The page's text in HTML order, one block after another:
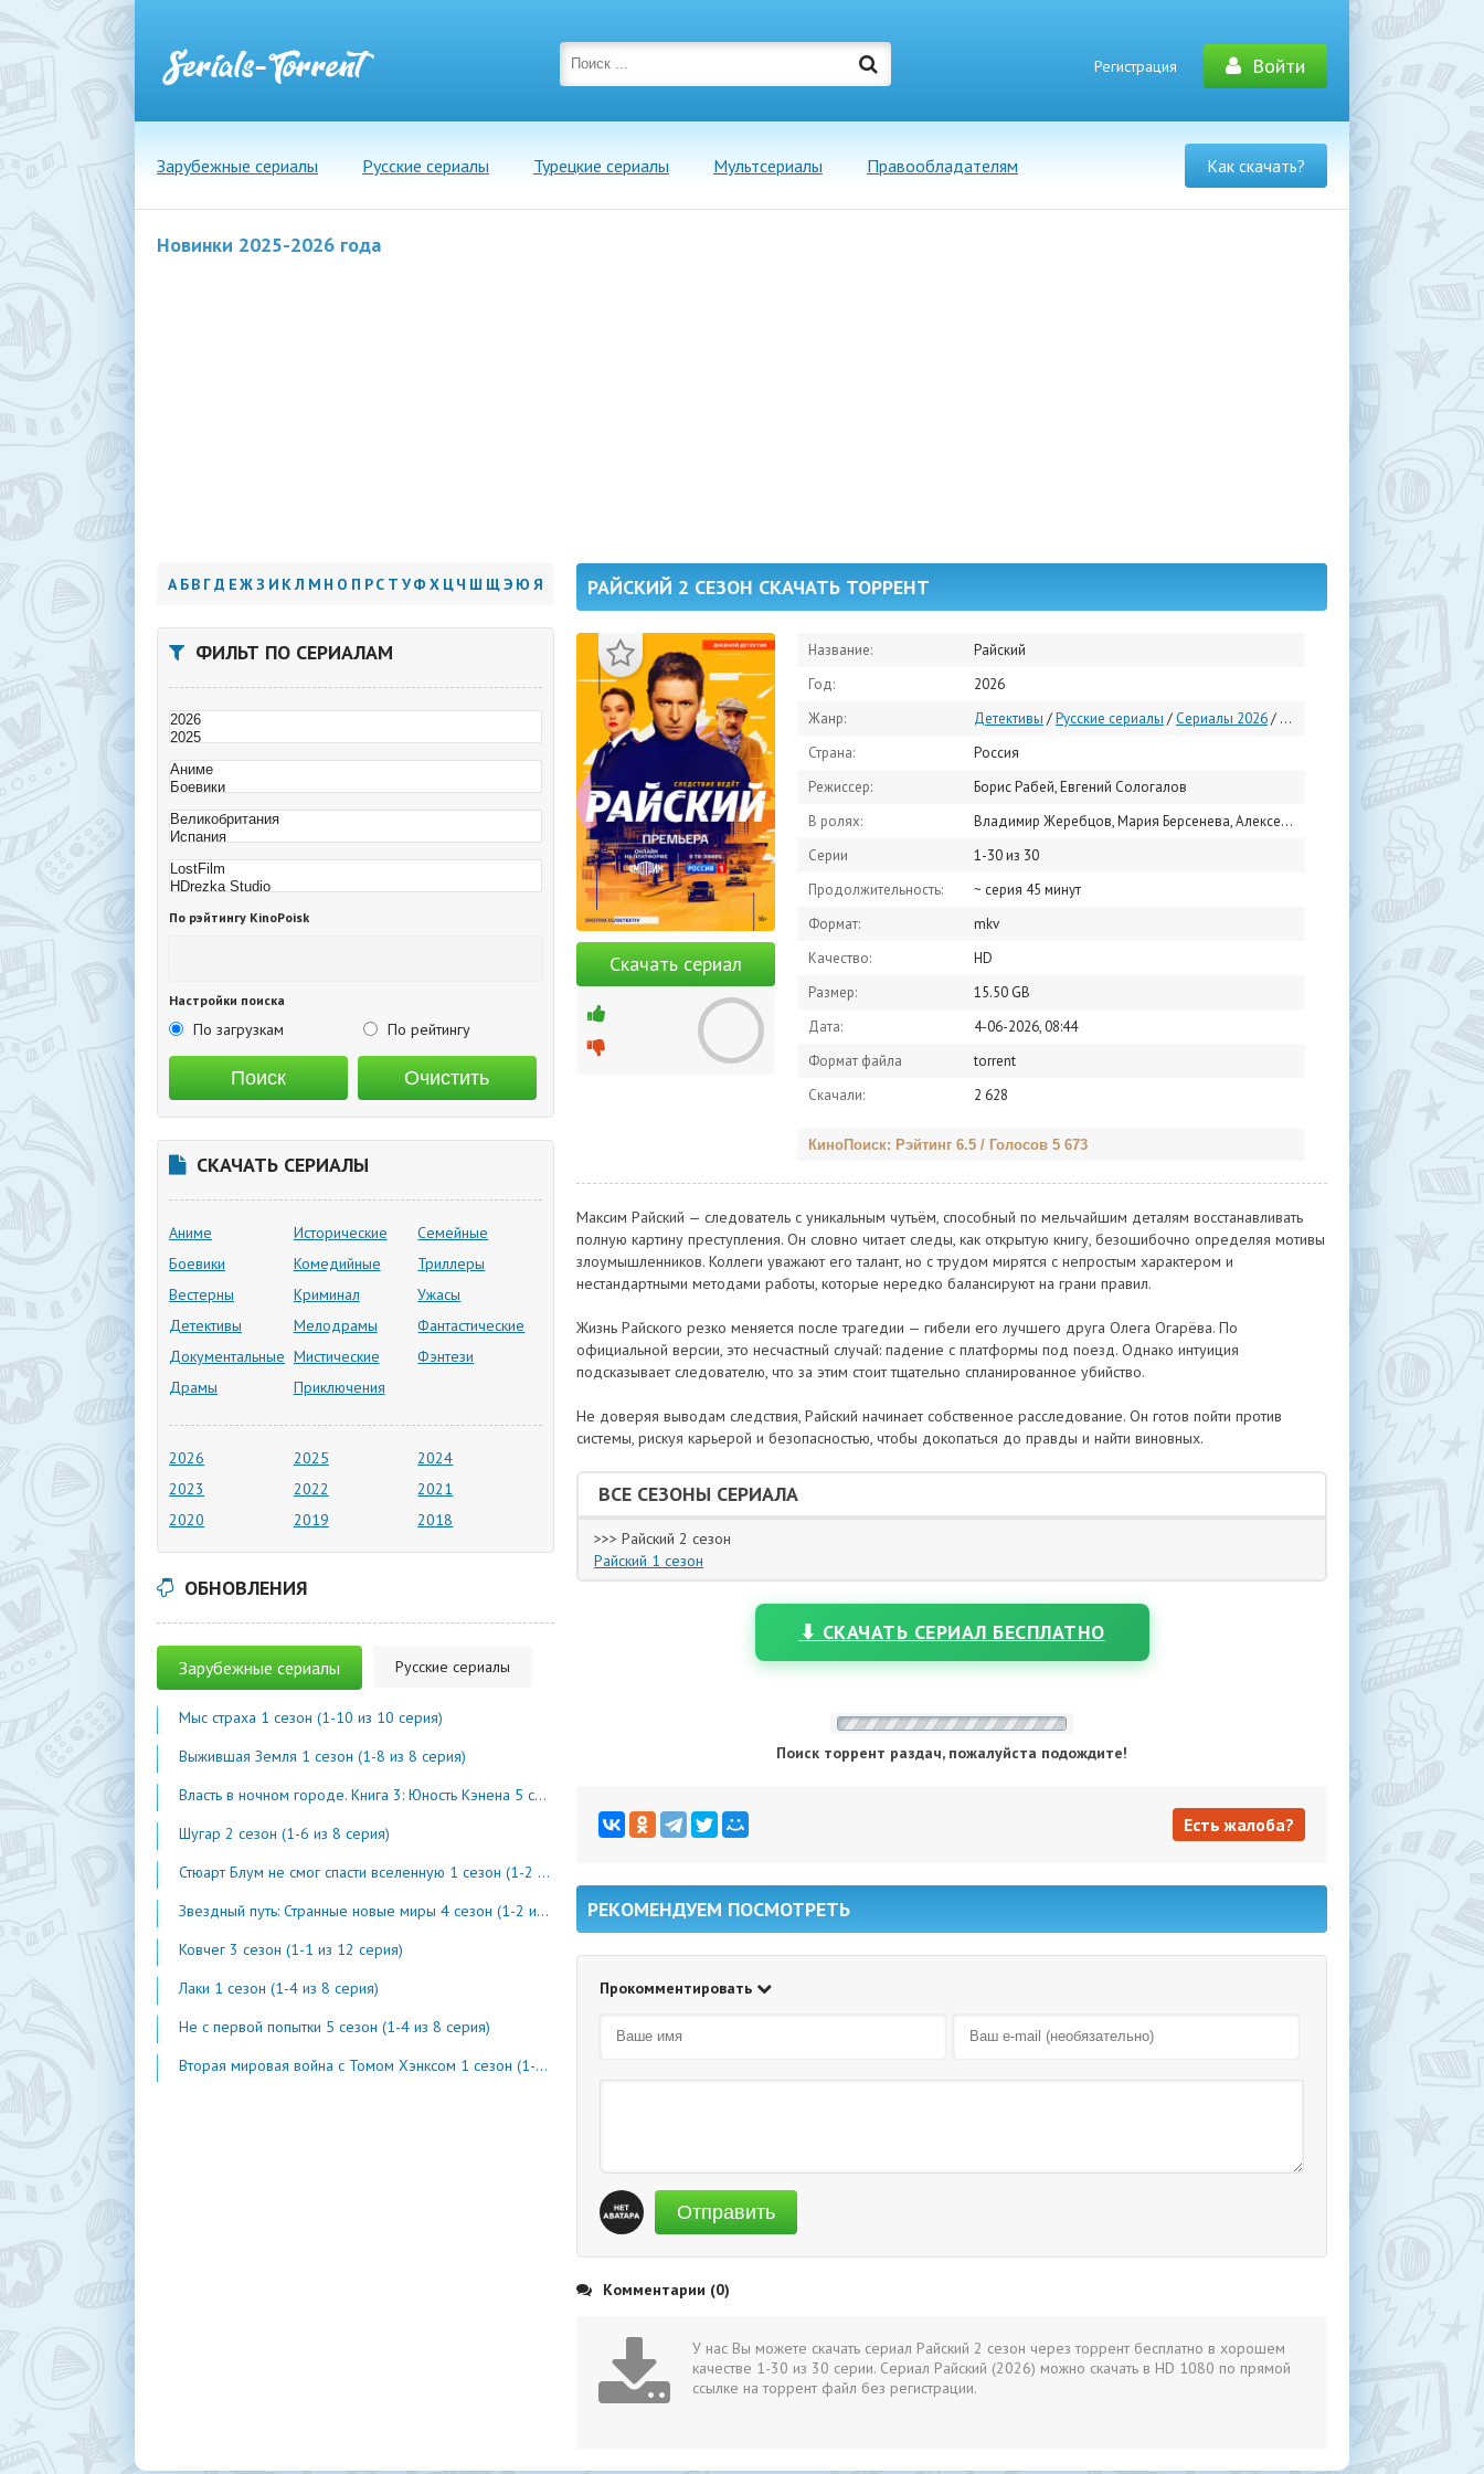
Регистрация Войти
Зарубежные сериалы Русские сериалы Турецкие сериалы Мультсериалы Правообладателям Как скачать?
Новинки 2025-2026 года
РАЙСКИЙ 2 СЕЗОН СКАЧАТЬ ТОРРЕНТ
Скачать сериал
Название:
Райский
Год:
2026
Жанр:
Детективы /Русские сериалы / Сериалы 2026/ Русские детективные сериалы
Страна:
Россия
Режиссер:
Борис Рабей, Евгений Сологалов
В ролях:
Владимир Жеребцов, Мария Берсенева, Алексей Весёлкин, Кристина Шелобкова, Лариса Лужина, Григорий Шевчук, Александр Печенин, Александр Рожковский, Леонид Каневский, Алина Колесникова
Серии
1-30 из 30
Продолжительность:
~ серия 45 минут
Формат:
mkv
Качество:
HD
Размер:
15.50 GB
Дата:
4-06-2026, 08:44
Формат файла
torrent
Скачали:
2 628
КиноПоиск: Рэйтинг 6.5 / Голосов 5 673
Максим Райский — следователь с уникальным чутьём, способный по мельчайшим деталям восстанавливать
полную картину преступления. Он словно читает следы, как открытую книгу, безошибочно определяя мотивы
злоумышленников. Коллеги уважают его талант, но с трудом мирятся с непростым характером и
нестандартными методами работы, которые нередко балансируют на грани правил.
Жизнь Райского резко меняется после трагедии — гибели его лучшего друга Олега Огарёва. По
официальной версии, это несчастный случай: падение с платформы под поезд. Однако интуиция
подсказывает следователю, что за этим стоит тщательно спланированное убийство.
Не доверяя выводам следствия, Райский начинает собственное расследование. Он готов пойти против
системы, рискуя карьерой и безопасностью, чтобы докопаться до правды и найти виновных.
ВСЕ СЕЗОНЫ СЕРИАЛА
>>> Райский 2 сезон
Райский 1 сезон
⬇ СКАЧАТЬ СЕРИАЛ БЕСПЛАТНО
Поиск торрент раздач, пожалуйста подождите!
Есть жалоба?
РЕКОМЕНДУЕМ ПОСМОТРЕТЬ
Прокомментировать
Отправить
Комментарии (0)
У нас Вы можете скачать сериал Райский 2 сезон через торрент бесплатно в хорошем
качестве 1-30 из 30 серии. Сериал Райский (2026) можно скачать в HD 1080 по прямой
ссылке на торрент файл без регистрации.
А БВ ГД ЕЖЗ И КЛ М Н О П РС Т УФ Х ЦЧ Ш ЩЭ Ю Я
ФИЛЬТ ПО СЕРИАЛАМ
По рэйтингу KinoPoisk
Настройки поиска
По загрузкам По рейтингу
СКАЧАТЬ СЕРИАЛЫ
Аниме
Боевики
Вестерны
Детективы
Документальные
Драмы
Исторические
Комедийные
Криминал
Мелодрамы
Мистические
Приключения
Семейные
Триллеры
Ужасы
Фантастические
Фэнтези
2026 2025
2024
2023
2022
2021
2020
2019 2018
ОБНОВЛЕНИЯ
Зарубежные сериалы Русские сериалы
Мыс страха 1 сезон (1-10 из 10 серия)
Выжившая Земля 1 сезон (1-8 из 8 серия)
Власть в ночном городе. Книга 3: Юность Кэнена 5 сезон (1-7 из 10 серия)
Шугар 2 сезон (1-6 из 8 серия)
Стюарт Блум не смог спасти вселенную 1 сезон (1-2 из 8 серия)
Звездный путь: Странные новые миры 4 сезон (1-2 из 10 серия)
Ковчег 3 сезон (1-1 из 12 серия)
Лаки 1 сезон (1-4 из 8 серия)
Не с первой попытки 5 сезон (1-4 из 8 серия)
Вторая мировая война с Томом Хэнксом 1 сезон (1-20 из 20 серия)